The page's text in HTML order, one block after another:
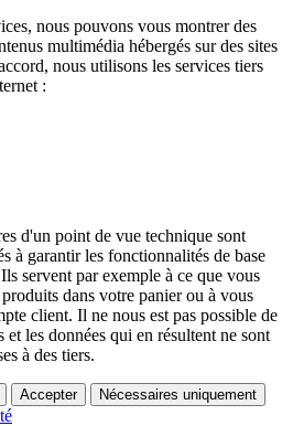
nous pouvons vous montrer des
multimédia hébergés sur des sites
nous utilisons les services tiers
:
d'un point de vue technique sont
à garantir les fonctionnalités de base
servent par exemple à ce que vous
dans votre panier ou à vous
client. Il ne nous est pas possible de
et les données qui en résultent ne sont
à des tiers.
Accepter Nécessaires uniquement